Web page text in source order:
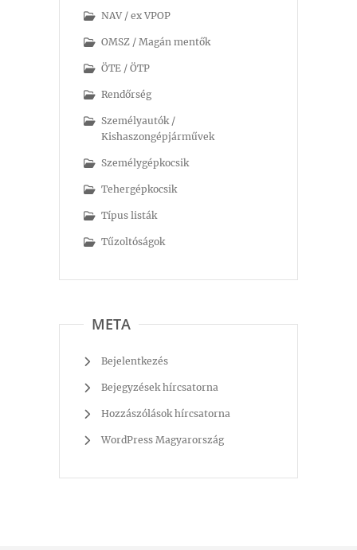
NAV / ex VPOP
OMSZ / Magán mentők
ÖTE / ÖTP
Rendőrség
Személyautók /
Kishaszongépjárművek
Személygépkocsik
Tehergépkocsik
Típus listák
Tűzoltóságok
META
Bejelentkezés
Bejegyzések hírcsatorna
Hozzászólások hírcsatorna
WordPress Magyarország